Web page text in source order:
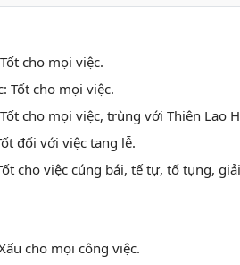
cho mọi việc.
Tốt cho mọi việc.
cho mọi việc, trùng với Thiên Lao
đối với việc tang lễ.
cho việc cúng bái, tế tự, tố tụng,
cho mọi công việc.